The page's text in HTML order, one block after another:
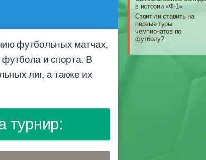
футбольных матчах,
и спорта. В
лиг, а также их
турнир:
в истории «Ф-1»
Стоит ли ставить на
первые туры
чемпионатов по
футболу?